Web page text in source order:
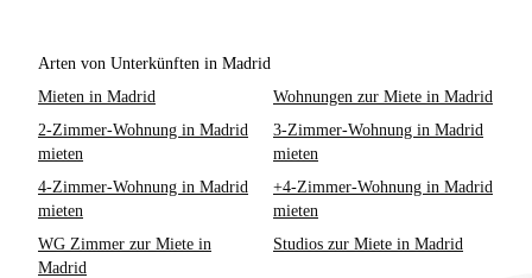
Arten von Unterkünften in Madrid
Mieten in Madrid
Wohnungen zur Miete in Madrid
2-Zimmer-Wohnung in Madrid
mieten
3-Zimmer-Wohnung in Madrid
mieten
4-Zimmer-Wohnung in Madrid
mieten
+4-Zimmer-Wohnung in Madrid
mieten
WG Zimmer zur Miete in
Madrid
Studios zur Miete in Madrid